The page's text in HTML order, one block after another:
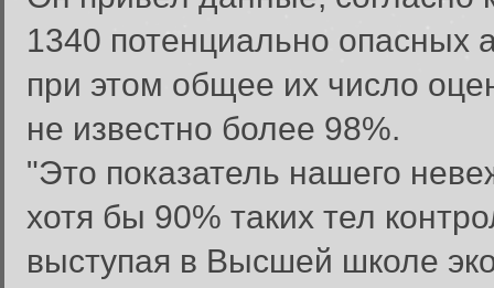
1340 потенциально опасных
при этом общее их число
не известно более 98%.
"Это показатель нашего
хотя бы 90% таких тел
выступая в Высшей школе